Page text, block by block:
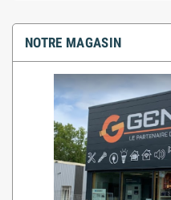
NOTRE MAGASIN